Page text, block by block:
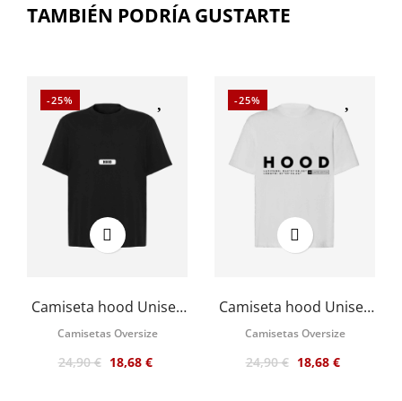
TAMBIÉN PODRÍA GUSTARTE
-25%
Camiseta hood Unisex
Oversize modelo
Basketball color negro
Camisetas Oversize
24,90 € 18,68 €
-25%
Camiseta hood Unisex
Oversize modelo
Limited Edition color
blanco
Camisetas Oversize
24,90 € 18,68 €